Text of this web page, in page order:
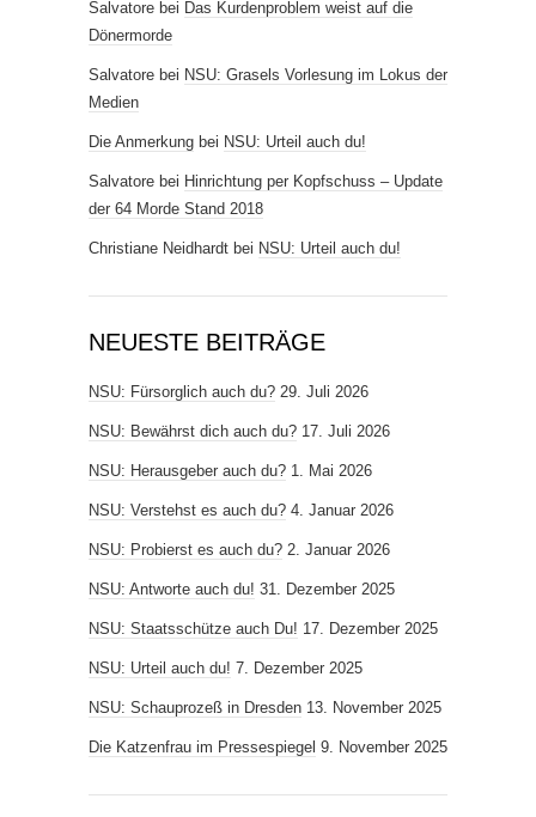
Salvatore bei Das Kurdenproblem weist auf die
Dönermorde
Salvatore bei NSU: Grasels Vorlesung im Lokus der
Medien
Die Anmerkung bei NSU: Urteil auch du!
Salvatore bei Hinrichtung per Kopfschuss – Update
der 64 Morde Stand 2018
Christiane Neidhardt bei NSU: Urteil auch du!
NEUESTE BEITRÄGE
NSU: Fürsorglich auch du? 29. Juli 2026
NSU: Bewährst dich auch du? 17. Juli 2026
NSU: Herausgeber auch du? 1. Mai 2026
NSU: Verstehst es auch du? 4. Januar 2026
NSU: Probierst es auch du? 2. Januar 2026
NSU: Antworte auch du! 31. Dezember 2025
NSU: Staatsschütze auch Du! 17. Dezember 2025
NSU: Urteil auch du! 7. Dezember 2025
NSU: Schauprozeß in Dresden 13. November 2025
Die Katzenfrau im Pressespiegel 9. November 2025